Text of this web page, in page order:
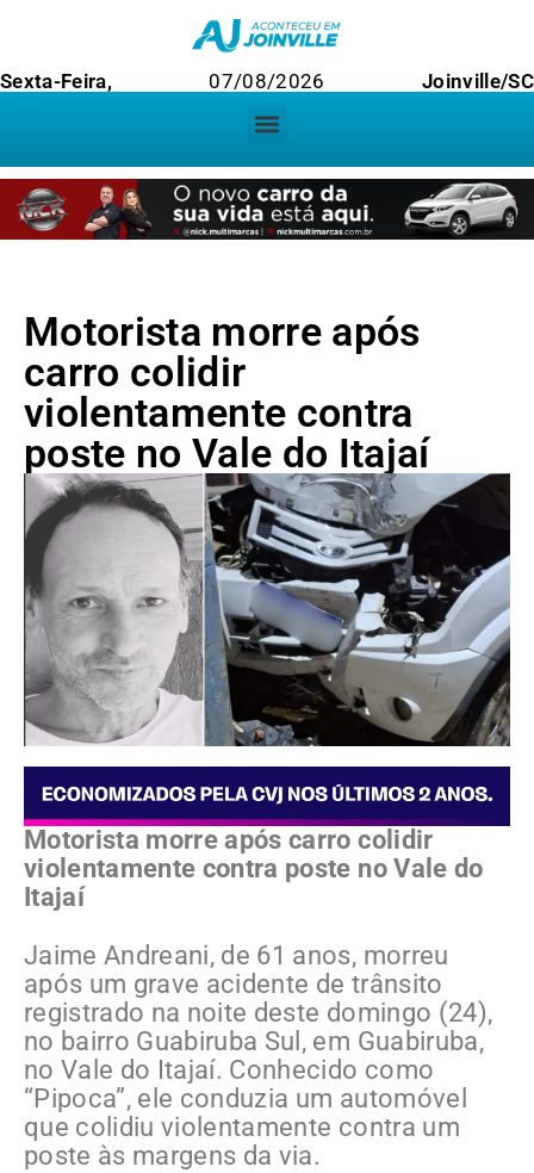
Sexta-Feira, 07/08/2026 Joinville/SC
Motorista morre após
carro colidir
violentamente contra
poste no Vale do Itajaí
Motorista morre após carro colidir
violentamente contra poste no Vale do
Itajaí
Jaime Andreani, de 61 anos, morreu
após um grave acidente de trânsito
registrado na noite deste domingo (24),
no bairro Guabiruba Sul, em Guabiruba,
no Vale do Itajaí. Conhecido como
“Pipoca”, ele conduzia um automóvel
que colidiu violentamente contra um
poste às margens da via.